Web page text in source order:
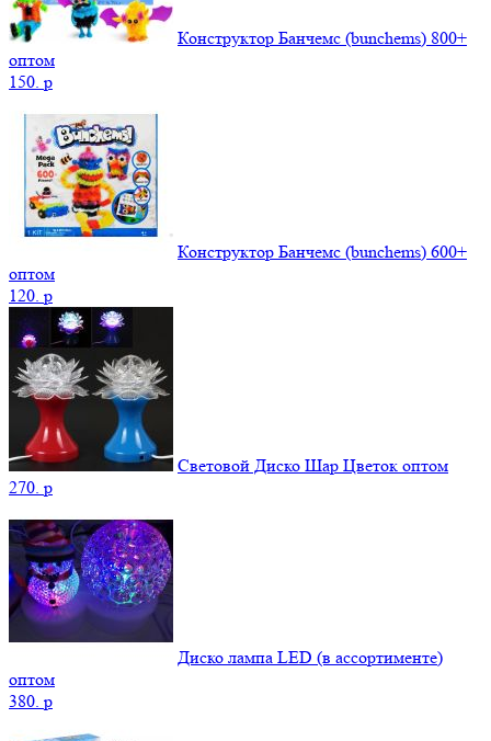
Конструктор Банчемс (bunchems) 800+
оптом
150. p
Конструктор Банчемс (bunchems) 600+
оптом
120. p
Световой Диско Шар Цветок оптом
270. p
Диско лампа LED (в ассортименте)
оптом
380. p